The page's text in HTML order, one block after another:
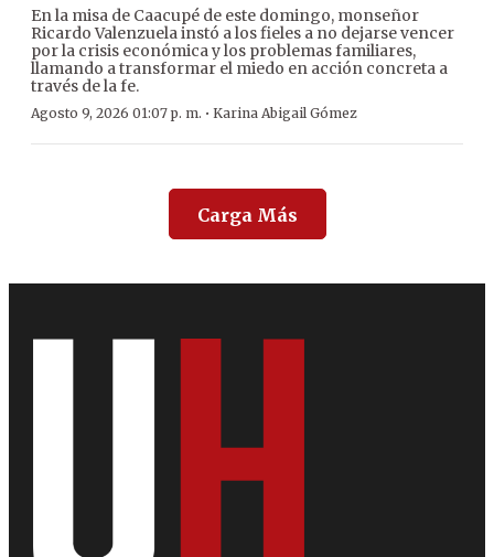
En la misa de Caacupé de este domingo, monseñor
Ricardo Valenzuela instó a los fieles a no dejarse vencer
por la crisis económica y los problemas familiares,
llamando a transformar el miedo en acción concreta a
través de la fe.
Agosto 9, 2026 01:07 p. m. · Karina Abigail Gómez
Carga Más